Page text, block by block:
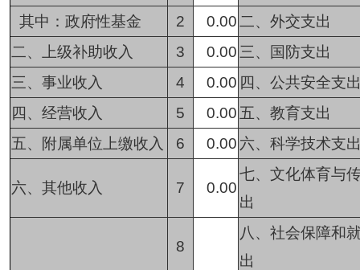
其中：政府性基金 2 0.00 二、外交支出
二、上级补助收入
3 0.00 三、国防支出
三、事业收入
4 0.00 四、公共安全支
四、经营收入
5 0.00 五、教育支出
五、附属单位上缴收入
6 0.00 六、科学技术支
六、其他收入 7 0.00
七、文化体育与
出
8
八、社会保障和
出